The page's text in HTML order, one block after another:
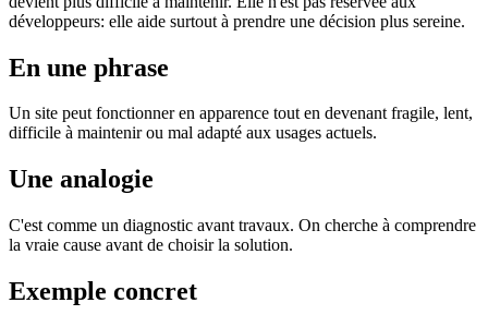
développeurs: elle aide surtout à prendre une décision plus sereine.
En une phrase
Un site peut fonctionner en apparence tout en devenant fragile, lent,
difficile à maintenir ou mal adapté aux usages actuels.
Une analogie
C'est comme un diagnostic avant travaux. On cherche à comprendre
la vraie cause avant de choisir la solution.
Exemple concret